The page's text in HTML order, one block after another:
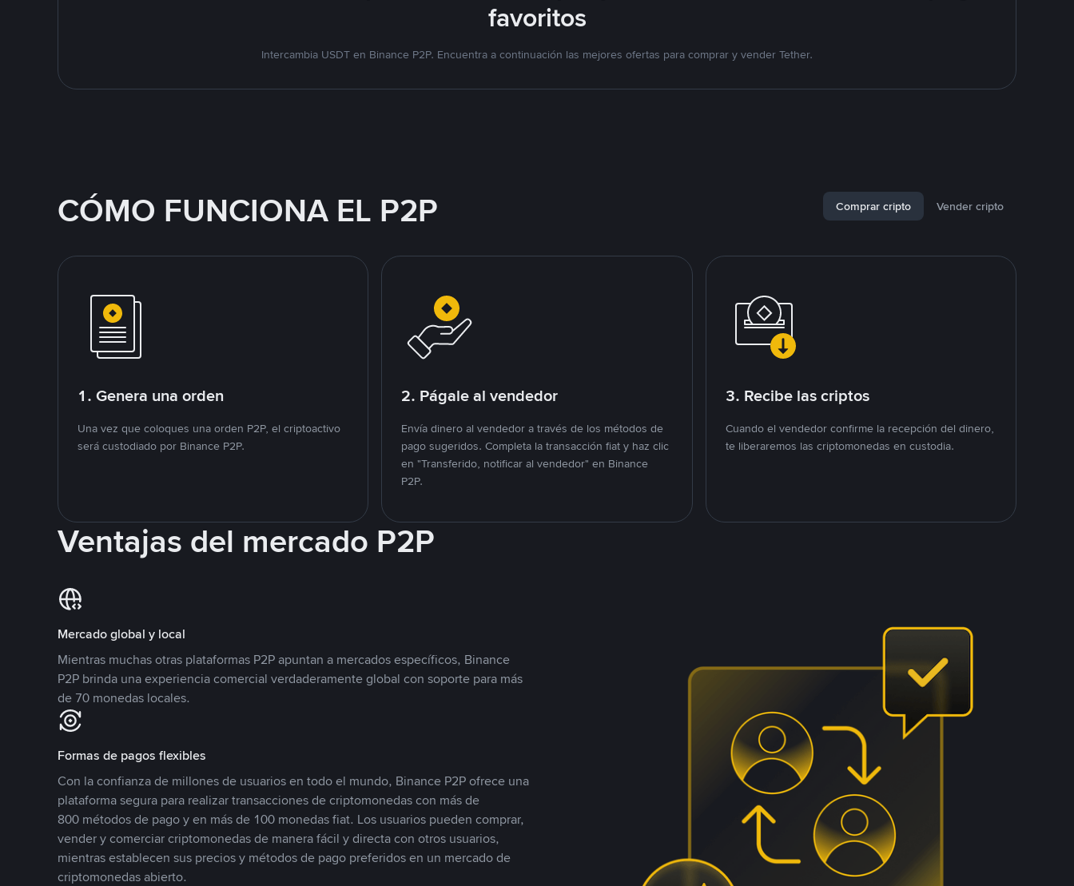
favoritos
Intercambia USDT en Binance P2P. Encuentra a continuación las mejores ofertas para comprar y vender Tether.
CÓMO FUNCIONA EL P2P Comprar cripto Vender cripto
1. Genera una orden
Una vez que coloques una orden P2P, el criptoactivo
será custodiado por Binance P2P.
2. Págale al vendedor
Envía dinero al vendedor a través de los métodos de
pago sugeridos. Completa la transacción fiat y haz clic
en "Transferido, notificar al vendedor" en Binance
P2P.
3. Recibe las criptos
Cuando el vendedor confirme la recepción del dinero,
te liberaremos las criptomonedas en custodia.
Ventajas del mercado P2P
Mercado global y local
Mientras muchas otras plataformas P2P apuntan a mercados específicos, Binance
P2P brinda una experiencia comercial verdaderamente global con soporte para más
de 70 monedas locales.
Formas de pagos flexibles
Con la confianza de millones de usuarios en todo el mundo, Binance P2P ofrece una
plataforma segura para realizar transacciones de criptomonedas con más de
800 métodos de pago y en más de 100 monedas fiat. Los usuarios pueden comprar,
vender y comerciar criptomonedas de manera fácil y directa con otros usuarios,
mientras establecen sus precios y métodos de pago preferidos en un mercado de
criptomonedas abierto.